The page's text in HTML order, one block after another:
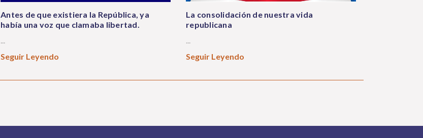
Antes de que existiera la República, ya
había una voz que clamaba libertad.
...
Seguir Leyendo
La consolidación de nuestra vida
republicana
...
Seguir Leyendo